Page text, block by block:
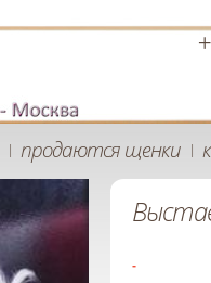
| продаются щенки |
-